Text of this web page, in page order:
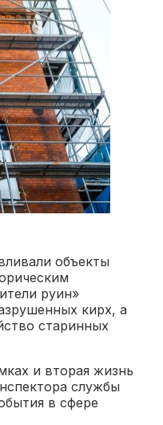
объекты
руин»
кирх, а
старинных
и вторая жизнь
службы
в сфере